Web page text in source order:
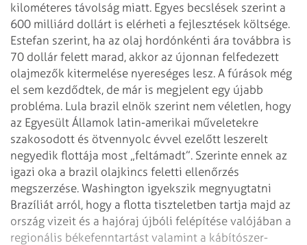
kilométeres távolság miatt. Egyes becslések szerint a
600 milliárd dollárt is elérheti a fejlesztések költsége.
Estefan szerint, ha az olaj hordónkénti ára továbbra is
70 dollár felett marad, akkor az újonnan felfedezett
olajmezők kitermelése nyereséges lesz. A fúrások még
el sem kezdődtek, de már is megjelent egy újabb
probléma. Lula brazil elnök szerint nem véletlen, hogy
az Egyesült Államok latin-amerikai műveletekre
szakosodott és ötvennyolc évvel ezelőtt leszerelt
negyedik flottája most „feltámadt”. Szerinte ennek az
igazi oka a brazil olajkincs feletti ellenőrzés
megszerzése. Washington igyekszik megnyugtatni
Brazíliát arról, hogy a flotta tiszteletben tartja majd az
ország vizeit és a hajóraj újbóli felépítése valójában a
regionális békefenntartást valamint a kábítószer-